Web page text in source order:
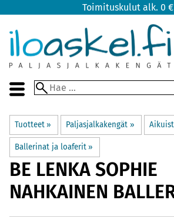
Toimituskulut alk. 0
Tuotteet ‪» Paljasjalkakengät ‪»
Ballerinat ja loaferit ‪»
BE LENKA SOPHIE
NAHKAINEN